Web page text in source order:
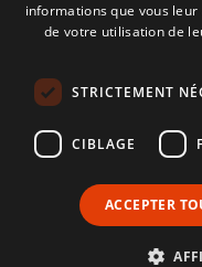
informations que vous
de votre utilisation de
STRICTEMENT
CIBLAGE
ACCEPTER